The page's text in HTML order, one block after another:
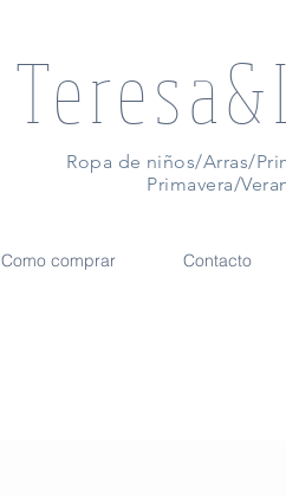
Ropa de niños/Arras/
Primavera/
Como comprar Contacto